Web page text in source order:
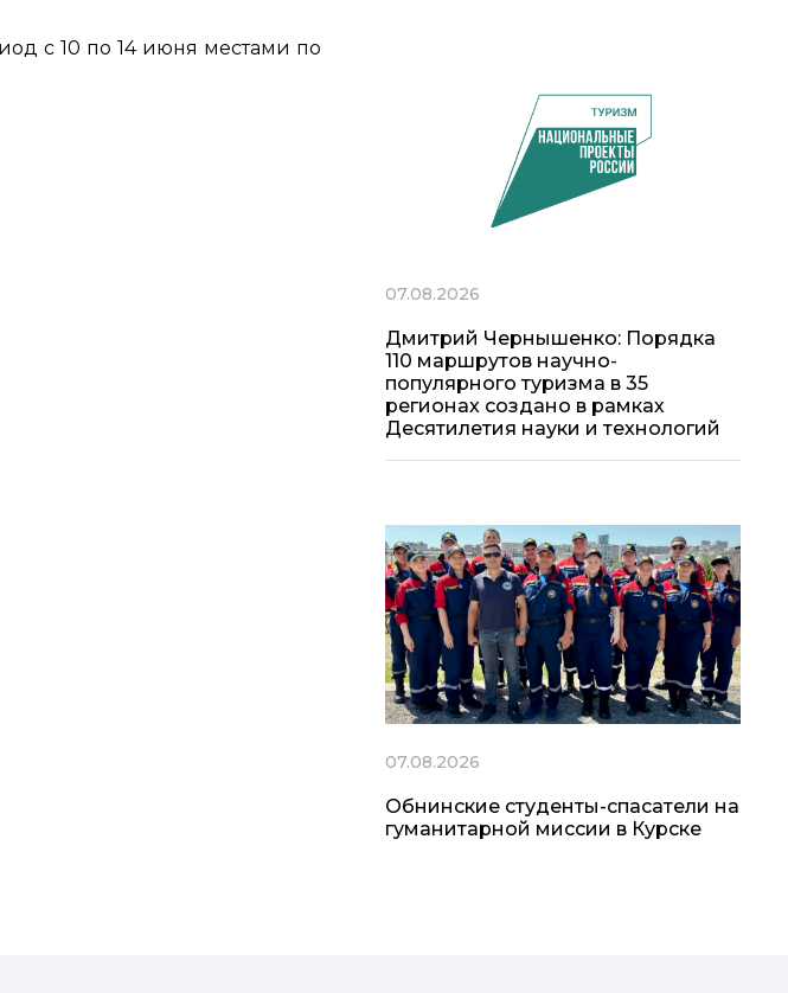
с 10 по 14 июня местами по
07.08.2026
Дмитрий Чернышенко: Порядка
110 маршрутов научно-
популярного туризма в 35
регионах создано в рамках
Десятилетия науки и технологий
07.08.2026
Обнинские студенты-спасатели на
гуманитарной миссии в Курске